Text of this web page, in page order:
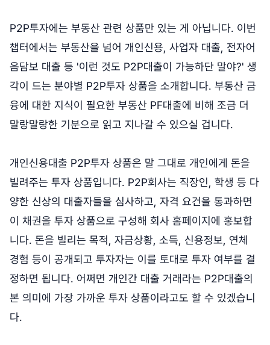
P2P투자에는 부동산 관련 상품만 있는 게 아닙니다. 이번
챕터에서는 부동산을 넘어 개인신용, 사업자 대출, 전자어
음담보 대출 등 '이런 것도 P2P대출이 가능하단 말야?' 생
각이 드는 분야별 P2P투자 상품을 소개합니다. 부동산 금
융에 대한 지식이 필요한 부동산 PF대출에 비해 조금 더
말랑말랑한 기분으로 읽고 지나갈 수 있으실 겁니다.
개인신용대출 P2P투자 상품은 말 그대로 개인에게 돈을
빌려주는 투자 상품입니다. P2P회사는 직장인, 학생 등 다
양한 신상의 대출자들을 심사하고, 자격 요건을 통과하면
이 채권을 투자 상품으로 구성해 회사 홈페이지에 홍보합
니다. 돈을 빌리는 목적, 자금상황, 소득, 신용정보, 연체
경험 등이 공개되고 투자자는 이를 토대로 투자 여부를 결
정하면 됩니다. 어쩌면 개인간 대출 거래라는 P2P대출의
본 의미에 가장 가까운 투자 상품이라고도 할 수 있겠습니
다.